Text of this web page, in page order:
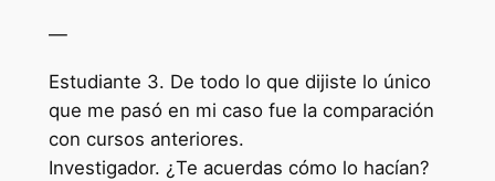
—
Estudiante 3. De todo lo que dijiste lo único
que me pasó en mi caso fue la comparación
con cursos anteriores.
Investigador. ¿Te acuerdas cómo lo hacían?